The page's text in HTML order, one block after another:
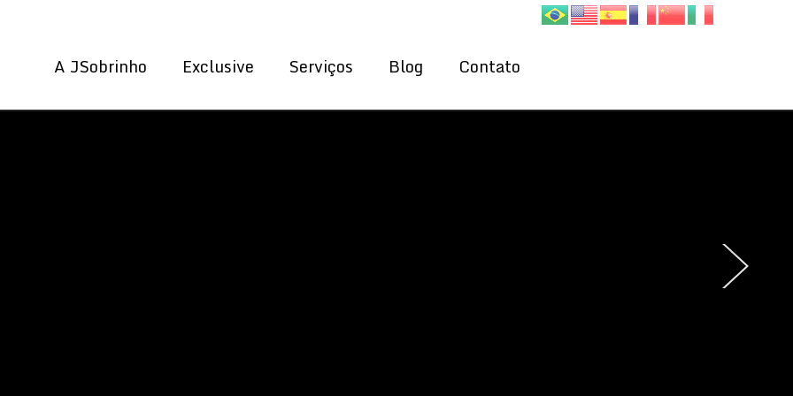
Contato
Blog
Serviços
Exclusive
A JSobrinho
›